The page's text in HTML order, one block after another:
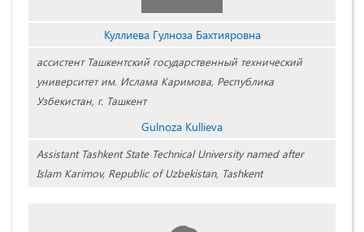
Куллиева Гулноза Бахтияровна
ассистент Ташкентский государственный технический
университет им. Ислама Каримова, Республика
Узбекистан, г. Ташкент
Gulnoza Kullieva
Assistant Tashkent State Technical University named after
Islam Karimov, Republic of Uzbekistan, Tashkent